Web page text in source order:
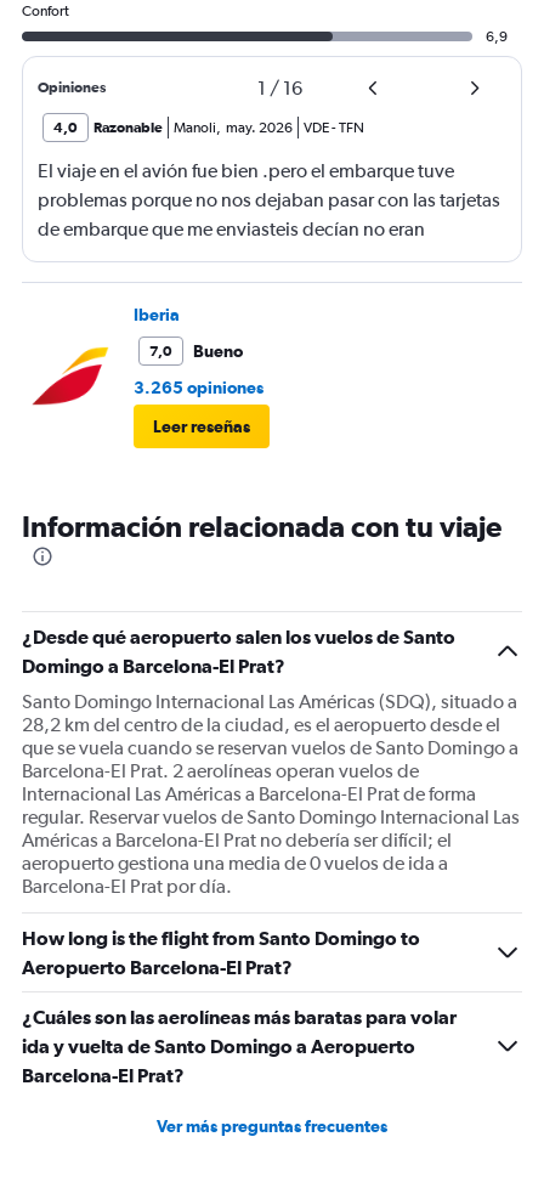
Confort
6,9
Opiniones 1 / 16
4,0 Razonable Manoli, may. 2026 VDE-TFN
El viaje en el avión fue bien .pero el embarque tuve
problemas porque no nos dejaban pasar con las tarjetas
de embarque que me enviasteis decían no eran
completas nonponia vuelo y querían los billetes y yo no
los tenía casi perdemos el vuelo.suerte de una chica que
nos dejó pasar
Iberia
7,0
Bueno
3.265 opiniones
Leer reseñas
Información relacionada con tu viaje
¿Desde qué aeropuerto salen los vuelos de Santo
Domingo a Barcelona-El Prat?
Santo Domingo Internacional Las Américas (SDQ), situado a
28,2 km del centro de la ciudad, es el aeropuerto desde el
que se vuela cuando se reservan vuelos de Santo Domingo a
Barcelona-El Prat. 2 aerolíneas operan vuelos de
Internacional Las Américas a Barcelona-El Prat de forma
regular. Reservar vuelos de Santo Domingo Internacional Las
Américas a Barcelona-El Prat no debería ser difícil; el
aeropuerto gestiona una media de 0 vuelos de ida a
Barcelona-El Prat por día.
How long is the flight from Santo Domingo to
Aeropuerto Barcelona-El Prat?
¿Cuáles son las aerolíneas más baratas para volar
ida y vuelta de Santo Domingo a Aeropuerto
Barcelona-El Prat?
Ver más preguntas frecuentes